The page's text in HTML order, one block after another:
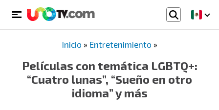
Inicio » Entretenimiento »
Películas con temática LGBTQ+:
“Cuatro lunas”, “Sueño en otro
idioma” y más